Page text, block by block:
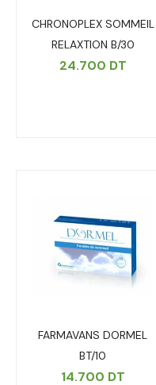
CHRONOPLEX SOMMEIL
RELAXTION B/30
24.700 DT
FARMAVANS DORMEL
BT/10
14.700 DT